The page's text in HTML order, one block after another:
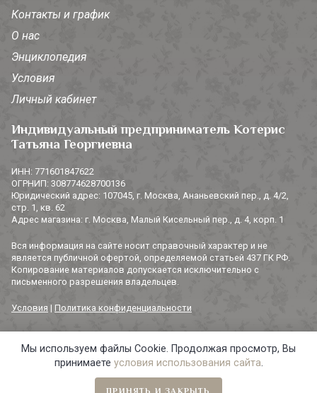
Контакты и график
О нас
Энциклопедия
Условия
Личный кабинет
Индивидуальный предприниматель Котерис
Татьяна Георгиевна
ИНН: 771601847622
ОГРНИП: 308774628700136
Юридический адрес: 107045, г. Москва, Ананьевский пер., д. 4/2,
стр. 1, кв. 62
Адрес магазина: г. Москва, Малый Кисельный пер., д. 4, корп. 1
Вся информация на сайте носит справочный характер и не
является публичной офертой, определяемой статьей 437 ГК РФ.
Копирование материалов допускается исключительно с
письменного разрешения владельцев.
Условия | Политика конфиденциальности
© 2014-2026 «3 СОРОКИ». Все права защищены.
Мы используем файлы Cookie. Продолжая просмотр, Вы
принимаете условия использования сайта.
ПРИНЯТЬ И ЗАКРЫТЬ